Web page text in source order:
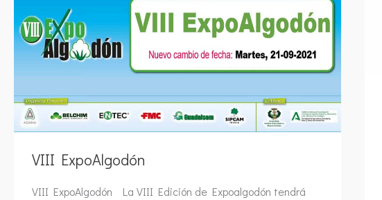
VIII ExpoAlgodón
VIII ExpoAlgodón La VIII Edición de Expoalgodón tendrá